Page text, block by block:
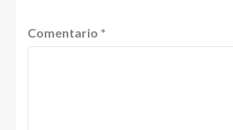
Comentario *